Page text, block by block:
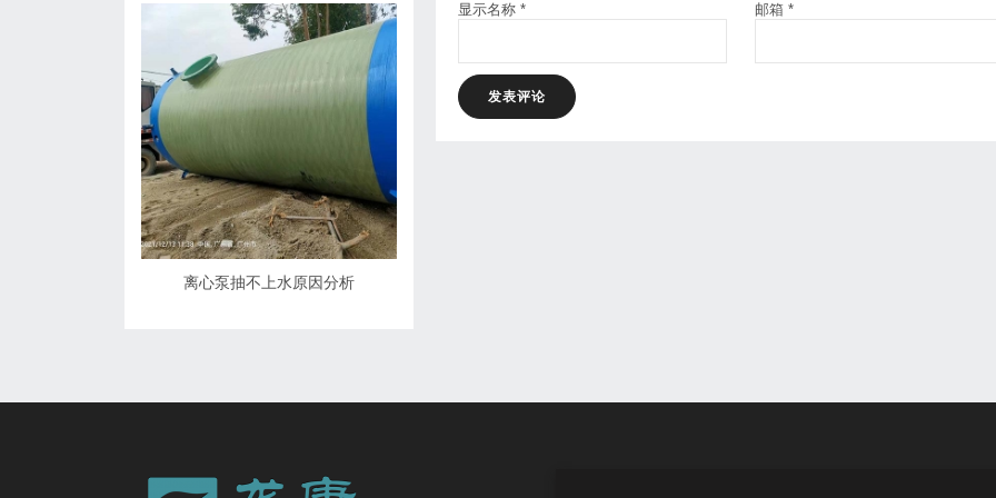
显示名称 * 邮箱 *
离心泵抽不上水原因分析